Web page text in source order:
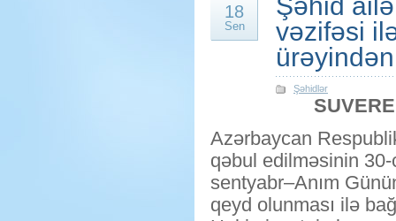
18
Sen
vəzifəsi
Şəhidlər
Azərbaycan
qəbul edilməsinin
sentyabr–Anım
qeyd olunması ilə